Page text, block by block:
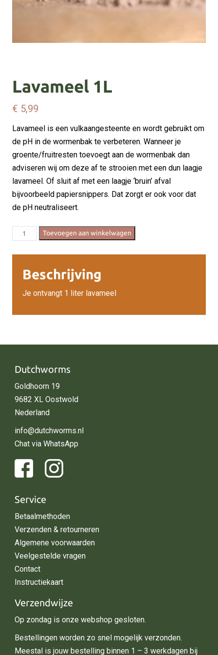
Lavameel 1L
€ 5,99
Lavameel is een vulkaangesteente en wordt gebruikt om
de pH in de wormenbak te verbeteren. Wanneer je
groente/fruitresten toevoegt aan de wormenbak dan
adviseren wij om deze af te strooien met een dun laagje
lavameel. Of sluit af met een laagje ‘bruin’ afval
bijvoorbeeld papiersnippers. Dat zorgt er ook voor dat
de pH neutraliseert.
Lavameel
1L
aantal
Toevoegen aan winkelwagen
Beschrijving
Je ontvangt 1 liter lavameel
Dutchworms
Goldhoorn 19
9682 XL Oostwold
Nederland
info@dutchworms.nl
Chat via WhatsApp
Service
Betaalmethoden
Verzenden & retourneren
Algemene voorwaarden
Veelgestelde vragen
Contact
Instructiekaart
Verzendwijze
Op zondag is onze webshop gesloten.
Bestellingen worden zo snel mogelijk verzonden.
Meestal is jouw bestelling binnen 1 – 3 werkdagen bij